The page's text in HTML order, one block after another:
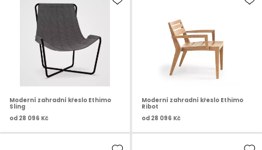
Moderní zahradní křeslo Ethimo
Sling
od 28 096 Kč
Moderní zahradní křeslo Ethimo
Ribot
od 28 096 Kč